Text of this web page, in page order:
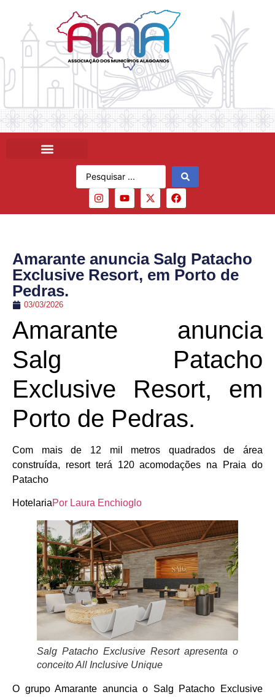
Amarante anuncia Salg Patacho
Exclusive Resort, em Porto de
Pedras.
03/03/2026
Amarante anuncia
Salg Patacho
Exclusive Resort, em
Porto de Pedras.
Com mais de 12 mil metros quadrados de área
construída, resort terá 120 acomodações na Praia do
Patacho
HotelariaPor Laura Enchioglo
Salg Patacho Exclusive Resort apresenta o
conceito All Inclusive Unique
O grupo Amarante anuncia o Salg Patacho Exclusive